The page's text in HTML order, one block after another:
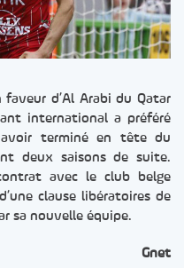
faveur d’Al Arabi du Qatar
international a préféré
terminé en tête du
deux saisons de suite.
avec le club belge
clause libératoires de
sa nouvelle équipe.
Gnet